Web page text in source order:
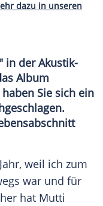
dazu in unseren
" in der Akustik-
Album
Sie sich ein
weil ich zum
war und für
hat Mutti